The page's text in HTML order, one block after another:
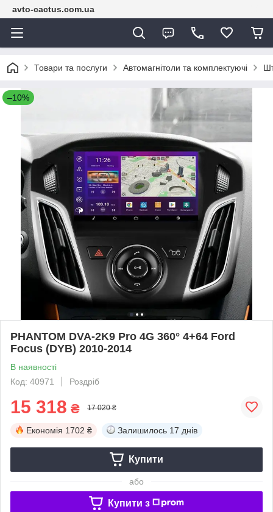
avto-cactus.com.ua
Товари та послуги Автомагнітоли та комплектуючі
–10%
PHANTOM DVA-2K9 Pro 4G 360° 4+64 Ford
Focus (DYB) 2010-2014
В наявності
Код: 40971
Роздріб
15 318 ₴ 17 020 ₴
Економія 1702 ₴ Залишилось 17 днів
Купити
або
Купити з